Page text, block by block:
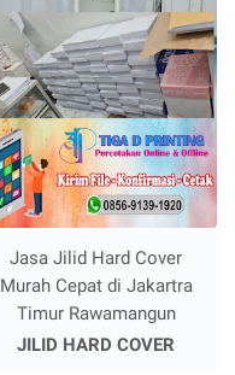
Jasa Jilid Hard Cover
Murah Cepat di Jakartra
Timur Rawamangun
JILID HARD COVER